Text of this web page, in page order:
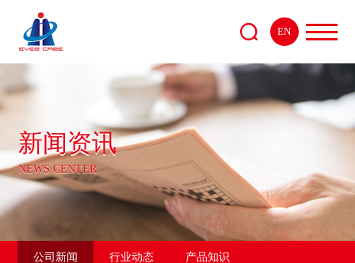
EN
新闻资讯
NEWS CENTER
公司新闻 行业动态 产品知识